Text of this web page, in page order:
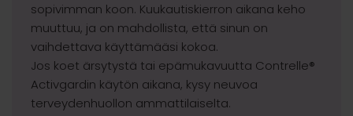
sopivimman koon. Kuukautiskierron aikana keho
muuttuu, ja on mahdollista, että sinun on
vaihdettava käyttämääsi kokoa.
Jos koet ärsytystä tai epämukavuutta Contrelle®
Activgardin käytön aikana, kysy neuvoa
terveydenhuollon ammattilaiselta.